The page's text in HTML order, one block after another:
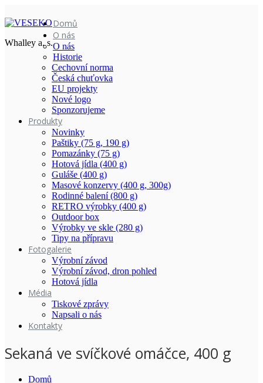
Whalley a. s.
Domů
O nás
O nás
Historie
Cechovní norma
Česká chuťovka
EU projekty
Nové logo
Sponzorujeme
Produkty
Novinky
Paštiky (75 g, 190 g)
Pomazánky (75 g)
Hotová jídla (400 g)
Guláše (400 g)
Masové konzervy (400 g, 300g)
Rodinné balení (800 g)
RETRO výrobky (400 g)
Outdoor box
Výrobky ve skle (280 g)
Tipy na přípravu
Fotogalerie
Výrobní závod
Výrobní závod, dron pohled
Hotová jídla
Média
Tiskové zprávy
Napsali o nás
Kontakty
Sekaná ve svíčkové omáčce, 400 g
Domů